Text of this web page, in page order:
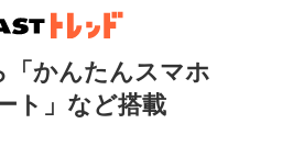
かんたんスマホ
ト」など搭載